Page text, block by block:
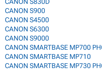
CANON S900
CANON S4500
CANON S6300
CANON S9000
CANON SMARTBASE MP700
CANON SMARTBASE MP710
CANON SMARTBASE MP730